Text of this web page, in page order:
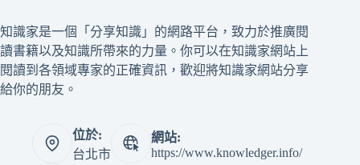
知識家是一個「分享知識」的網路平台，致力於推廣閱
讀書籍以及知識所帶來的力量。你可以在知識家網站上
閱讀到各領域專家的正確資訊，歡迎將知識家網站分享
給你的朋友。
位於:
台北市
網站:
https://www.knowledger.info/